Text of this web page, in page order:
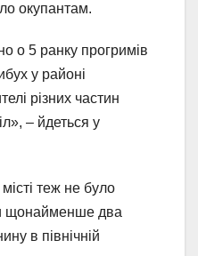
окупантам.
о 5 ранку прогримів
у районі
різних частин
– йдеться у
теж не було
щонайменше два
в північній